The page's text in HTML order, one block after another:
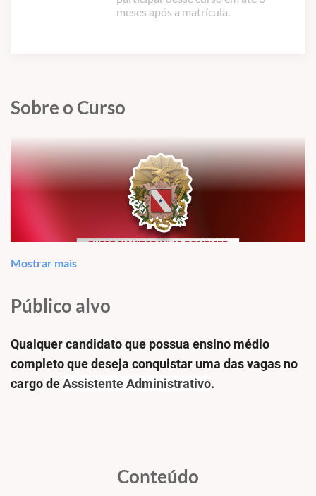
meses após a matrícula.
Sobre o Curso
ADMINISTRATIVO
Mostrar mais
Público alvo
Qualquer candidato que possua ensino médio
completo que deseja conquistar uma das vagas no
cargo deAssistente Administrativo.
Conteúdo